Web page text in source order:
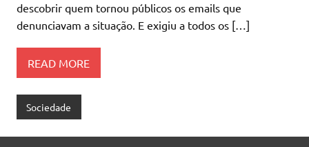
descobrir quem tornou públicos os emails que
denunciavam a situação. E exigiu a todos os […]
READ MORE
Sociedade